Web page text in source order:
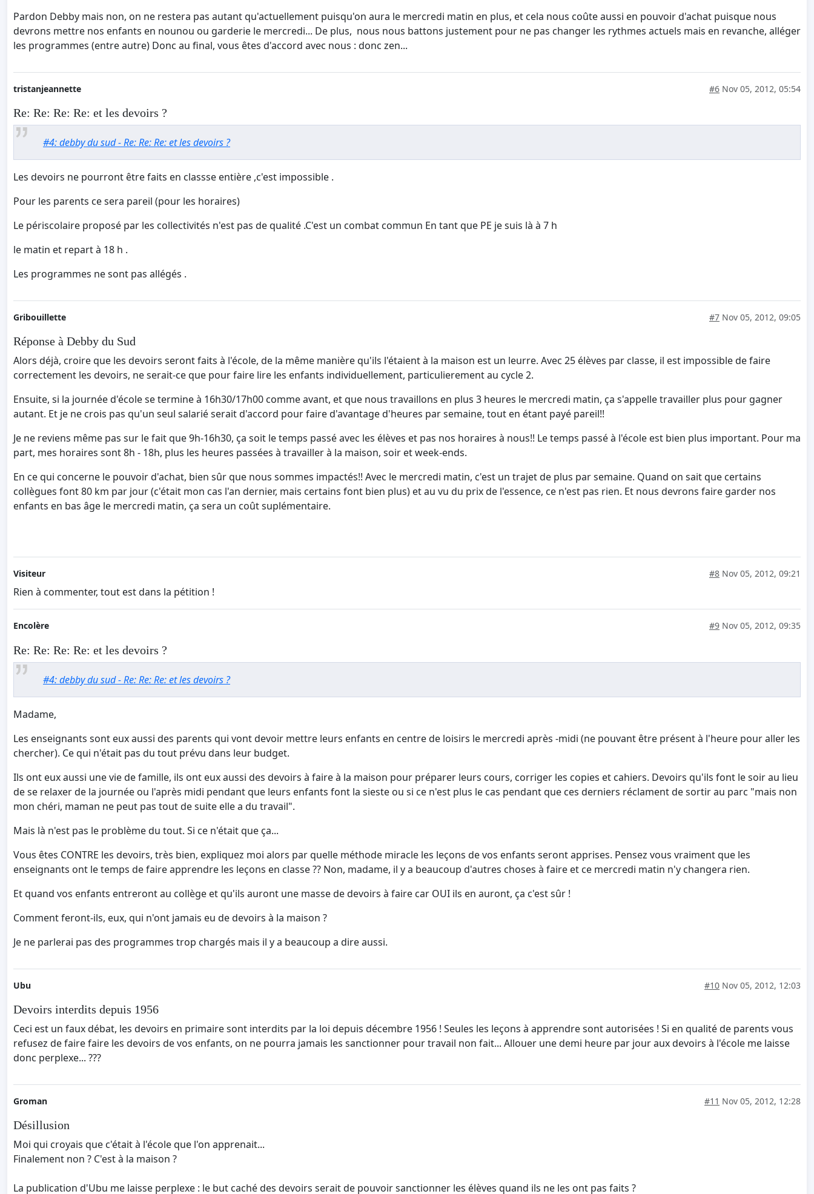
Pardon Debby mais non, on ne restera pas autant qu'actuellement puisqu'on aura le mercredi matin en plus, et cela nous coûte aussi en pouvoir d'achat puisque nous
devrons mettre nos enfants en nounou ou garderie le mercredi... De plus, nous nous battons justement pour ne pas changer les rythmes actuels mais en revanche, alléger
les programmes (entre autre) Donc au final, vous êtes d'accord avec nous : donc zen...
tristanjeannette #6 Nov 05, 2012, 05:54
Re: Re: Re: Re: et les devoirs ?
#4: debby du sud - Re: Re: Re: et les devoirs ?
Les devoirs ne pourront être faits en classse entière ,c'est impossible .
Pour les parents ce sera pareil (pour les horaires)
Le périscolaire proposé par les collectivités n'est pas de qualité .C'est un combat commun En tant que PE je suis là à 7 h
le matin et repart à 18 h .
Les programmes ne sont pas allégés .
Gribouillette #7 Nov 05, 2012, 09:05
Réponse à Debby du Sud
Alors déjà, croire que les devoirs seront faits à l'école, de la même manière qu'ils l'étaient à la maison est un leurre. Avec 25 élèves par classe, il est impossible de faire
correctement les devoirs, ne serait-ce que pour faire lire les enfants individuellement, particulierement au cycle 2.
Ensuite, si la journée d'école se termine à 16h30/17h00 comme avant, et que nous travaillons en plus 3 heures le mercredi matin, ça s'appelle travailler plus pour gagner
autant. Et je ne crois pas qu'un seul salarié serait d'accord pour faire d'avantage d'heures par semaine, tout en étant payé pareil!!
Je ne reviens même pas sur le fait que 9h-16h30, ça soit le temps passé avec les élèves et pas nos horaires à nous!! Le temps passé à l'école est bien plus important. Pour ma
part, mes horaires sont 8h - 18h, plus les heures passées à travailler à la maison, soir et week-ends.
En ce qui concerne le pouvoir d'achat, bien sûr que nous sommes impactés!! Avec le mercredi matin, c'est un trajet de plus par semaine. Quand on sait que certains
collègues font 80 km par jour (c'était mon cas l'an dernier, mais certains font bien plus) et au vu du prix de l'essence, ce n'est pas rien. Et nous devrons faire garder nos
enfants en bas âge le mercredi matin, ça sera un coût suplémentaire.
Visiteur #8 Nov 05, 2012, 09:21
Rien à commenter, tout est dans la pétition !
Encolère #9 Nov 05, 2012, 09:35
Re: Re: Re: Re: et les devoirs ?
#4: debby du sud - Re: Re: Re: et les devoirs ?
Madame,
Les enseignants sont eux aussi des parents qui vont devoir mettre leurs enfants en centre de loisirs le mercredi après -midi (ne pouvant être présent à l'heure pour aller les
chercher). Ce qui n'était pas du tout prévu dans leur budget.
Ils ont eux aussi une vie de famille, ils ont eux aussi des devoirs à faire à la maison pour préparer leurs cours, corriger les copies et cahiers. Devoirs qu'ils font le soir au lieu
de se relaxer de la journée ou l'après midi pendant que leurs enfants font la sieste ou si ce n'est plus le cas pendant que ces derniers réclament de sortir au parc "mais non
mon chéri, maman ne peut pas tout de suite elle a du travail".
Mais là n'est pas le problème du tout. Si ce n'était que ça...
Vous êtes CONTRE les devoirs, très bien, expliquez moi alors par quelle méthode miracle les leçons de vos enfants seront apprises. Pensez vous vraiment que les
enseignants ont le temps de faire apprendre les leçons en classe ?? Non, madame, il y a beaucoup d'autres choses à faire et ce mercredi matin n'y changera rien.
Et quand vos enfants entreront au collège et qu'ils auront une masse de devoirs à faire car OUI ils en auront, ça c'est sûr !
Comment feront-ils, eux, qui n'ont jamais eu de devoirs à la maison ?
Je ne parlerai pas des programmes trop chargés mais il y a beaucoup a dire aussi.
Ubu #10 Nov 05, 2012, 12:03
Devoirs interdits depuis 1956
Ceci est un faux débat, les devoirs en primaire sont interdits par la loi depuis décembre 1956 ! Seules les leçons à apprendre sont autorisées ! Si en qualité de parents vous
refusez de faire faire les devoirs de vos enfants, on ne pourra jamais les sanctionner pour travail non fait... Allouer une demi heure par jour aux devoirs à l'école me laisse
donc perplexe... ???
Groman #11 Nov 05, 2012, 12:28
Désillusion
Moi qui croyais que c'était à l'école que l'on apprenait...
Finalement non ? C'est à la maison ?
La publication d'Ubu me laisse perplexe : le but caché des devoirs serait de pouvoir sanctionner les élèves quand ils ne les ont pas faits ?